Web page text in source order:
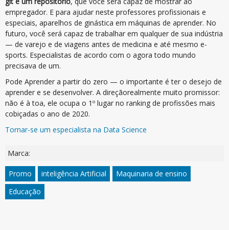
empregador. E para ajudar neste professores profissionais e
especiais, aparelhos de ginástica em máquinas de aprender. No
futuro, você será capaz de trabalhar em qualquer de sua indústria
— de varejo e de viagens antes de medicina e até mesmo e-
sports. Especialistas de acordo com o agora todo mundo
precisava de um.
Pode Aprender a partir do zero — o importante é ter o desejo de
aprender e se desenvolver. A direçãorealmente muito promissor:
não é à toa, ele ocupa o 1º lugar no ranking de profissões mais
cobiçadas o ano de 2020.
Tornar-se um especialista na Data Science
Marca:
Promo inteligência Artificial
Maquinaria de ensino
Educação